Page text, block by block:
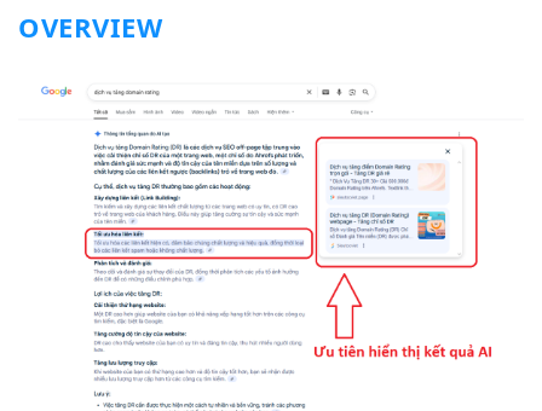
OVERVIEW